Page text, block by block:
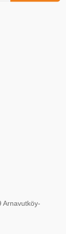
Arnavutköy-